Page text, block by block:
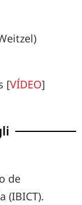
[VÍDEO]
de
(IBICT).